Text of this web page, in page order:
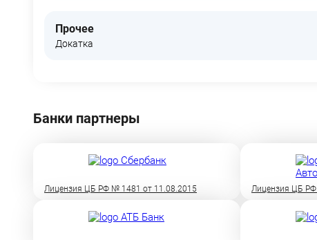
Прочее
Докатка
Банки партнеры
Лицензия ЦБ РФ № 1481 от 11.08.2015 Лицензия ЦБ